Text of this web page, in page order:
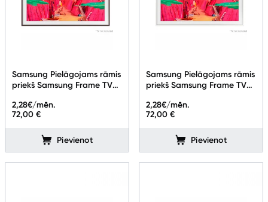
Samsung Pielāgojams rāmis
priekš Samsung Frame TV
SCFF85BWBXC
72,00 €
2,28€/mēn.
Pievienot
Samsung Pielāgojams rāmis
priekš Samsung Frame TV
SCFF85WTBXC
72,00 €
2,28€/mēn.
Pievienot